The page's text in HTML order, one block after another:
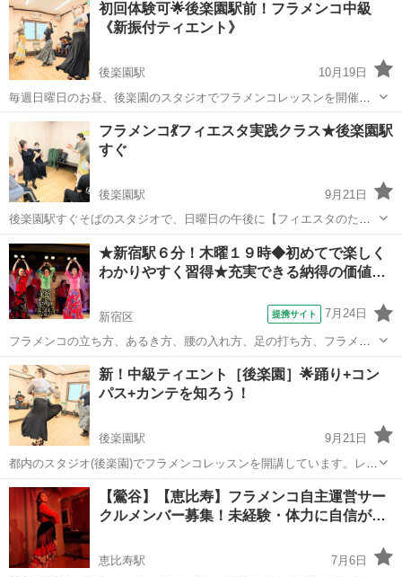
初回体験可🌟後楽園駅前！フラメンコ中級
《新振付ティエント》
後楽園駅
10月19日
毎週日曜日のお昼、後楽園のスタジオでフラメンコレッスンを開催し
ています。レベルは中級(フラメンコ歴5年以上)の方対象。 新振付スタ
ートしました！！新規受講生募集 【曲:ティエント】 毎週日曜
11:00~12:00 ▶初...
東京 後楽園駅 フラメンコ
フラメンコ💃フィエスタ実践クラス★後楽園駅
すぐ
後楽園駅
9月21日
後楽園駅すぐそばのスタジオで、日曜日の午後に【フィエスタのため
のブレリア・オープンクラス】をしています。 月に2回ペースで開催
中です😃 *オープンクラス=入会不要でスポット参加できるクラス
10,11月のスケジュール ...
東京 後楽園駅 フラメンコ
★新宿駅６分！木曜１９時◆初めてで楽しく
わかりやすく習得★充実できる納得の価値…
新宿区 提携サイト 7月24日
フラメンコの立ち方、あるき方、腰の入れ方、足の打ち方、フラメン
コのリズムなどフラメンコの基礎を、わかりやすく楽しくレッスン。
実際に見学体験してみると体から感じたことのないような感覚や世界
が広がります。考えてるだけより、まず見...
東京 新宿区 フラメンコ
新！中級ティエント［後楽園］🌟踊り+コン
パス+カンテを知ろう！
後楽園駅
9月21日
都内のスタジオ(後楽園)でフラメンコレッスンを開講しています。レベ
ルは中級(フラメンコ歴5年以上)の方対象。 新振付スタートしました。
新規受講生募集！ 🌷振付【ティエント】🌷 毎週日曜 11:00~12:00 一
緒に踊り...
東京 後楽園駅 フラメンコ
【鶯谷】【恵比寿】フラメンコ自主運営サー
クルメンバー募集！未経験・体力に自信が…
恵比寿駅
7月6日